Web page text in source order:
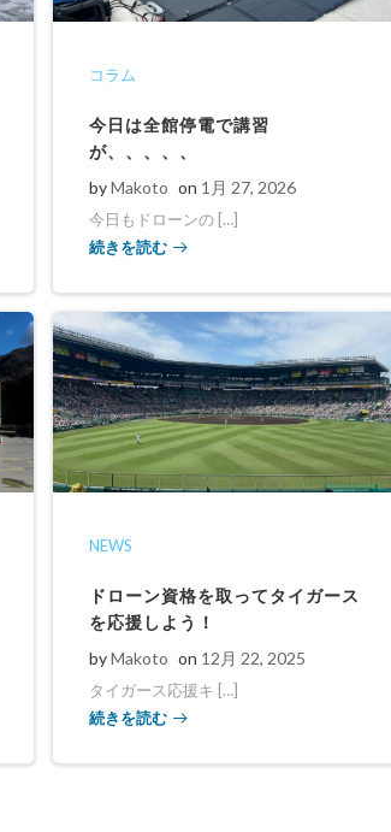
コラム
今日は全館停電で講習
が、、、、、
byMakoto on 1月 27, 2026
今日もドローンの […]
続きを読む
NEWS
ドローン資格を取ってタイガース
を応援しよう！
byMakoto on 12月 22, 2025
タイガース応援キ […]
続きを読む